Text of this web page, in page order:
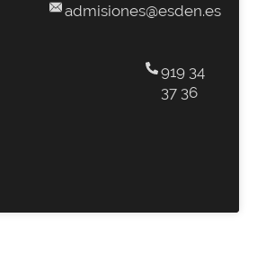
admisiones@esden.es
919 34
37 36